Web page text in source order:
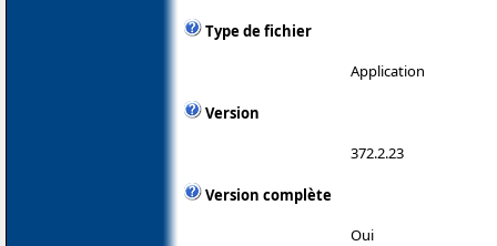
Type de fichier
Application
Version
372.2.23
Version complète
Oui